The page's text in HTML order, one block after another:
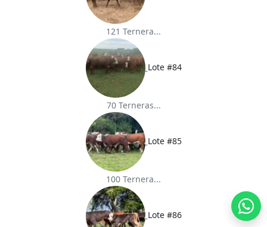
121 Ternera...
Lote #84
70 Terneras...
Lote #85
100 Ternera...
Lote #86